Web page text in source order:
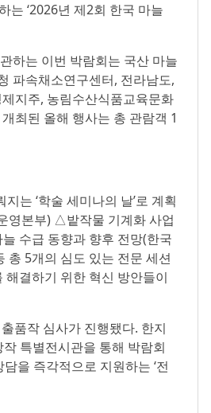
는 ‘2026년 제2회 한국 마늘
하는 이번 박람회는 국산 마늘
파속채소연구센터, 전라남도,
지주, 농림수산식품교육문화
최된 올해 행사는 총 관람객 1
는 ‘학술 세미나의 날’로 계획
영본부) △밭작물 기계화 사업
수급 동향과 향후 전망(한국
5개의 심도 있는 전문 세션
결하기 위한 혁신 방안들이
품작 심사가 진행됐다. 한지
특별전시관을 통해 박람회
을 즉각적으로 지원하는 ‘전